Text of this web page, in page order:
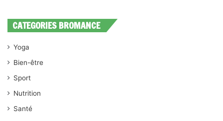
CATEGORIES BROMANCE
Yoga
Bien-être
Sport
Nutrition
Santé